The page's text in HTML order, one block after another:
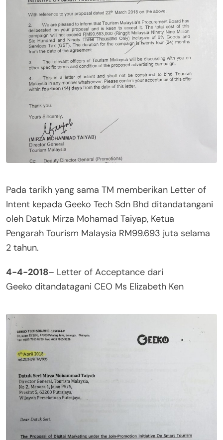
Pada tarikh yang sama TM memberikan Letter of
Intent kepada Geeko Tech Sdn Bhd ditandatangani
oleh Datuk Mirza Mohamad Taiyap, Ketua
Pengarah Tourism Malaysia RM99.693 juta selama
2 tahun.
4-4-2018– Letter of Acceptance dari
Geeko ditandatagani CEO Ms Elizabeth Ken